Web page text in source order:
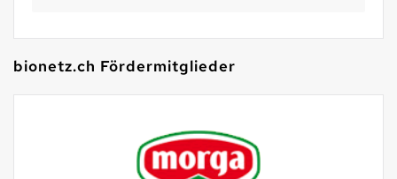
bionetz.ch Fördermitglieder